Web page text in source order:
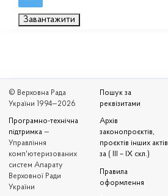
Завантажити
© Верховна Рада
України 1994—2026
Програмно-технічна
підтримка —
Управління
комп'ютеризованих
систем Апарату
Верховної Ради
України
Пошук за
реквізитами
Архів
законопроєктів,
проєктів інших актів
за ( III – IX скл.)
Правила
оформлення